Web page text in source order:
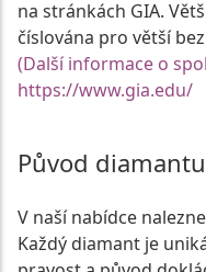
na stránkách GIA.
číslována pro větší
(Další informace o
https://www.gia.edu/
Původ diamantu
V naší nabídce
Každý diamant je